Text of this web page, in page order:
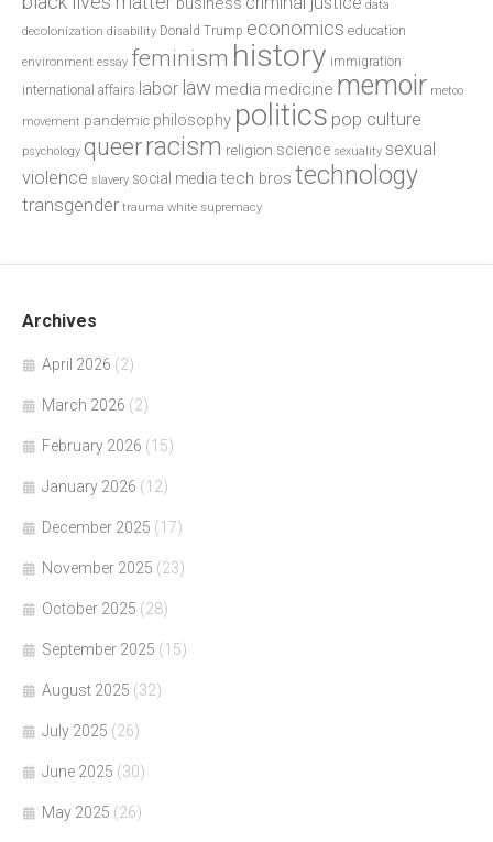
data
decolonization disability Donald Trump economics education
environment essay feminism history immigration
international affairs labor law media medicine memoir metoo
movement pandemic philosophy politics pop culture
psychology queerracism religion science sexuality sexual
violence slavery social media tech bros technology
transgender trauma white supremacy
Archives
April 2026 (2)
March 2026 (2)
February 2026 (15)
January 2026 (12)
December 2025 (17)
November 2025 (23)
October 2025 (28)
September 2025 (15)
August 2025 (32)
July 2025 (26)
June 2025 (30)
May 2025 (26)